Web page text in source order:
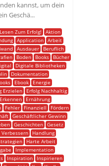
kannst, um dein
Geschä...
Zum Erfolg!
Aktion
Application Arbeit
Ausdauer
Beruflich
Boden Books
Bücher
Digitale Bibliotheken
Dokumentation
Ebook
Energie
Erzielen
Erfolg Nachhaltig
Erkennen
Ernährung
Fehler Finanziell
Fördern
Geschäftlicher Gewinn
Geschichten Gesetz
Handlung
Harte Arbeit
Implementation
Inspiration
Inspirieren